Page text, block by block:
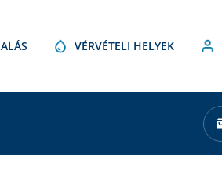
VÉRVÉTELI HELYEK